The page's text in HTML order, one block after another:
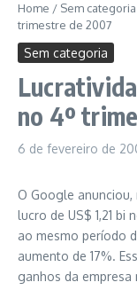
Home / Sem categoria
trimestre de 2007
Sem categoria
no 4º
6 de fevereiro de
O Google anunciou,
lucro de US$ 1,21
ao mesmo período
aumento de 17%.
ganhos da empresa